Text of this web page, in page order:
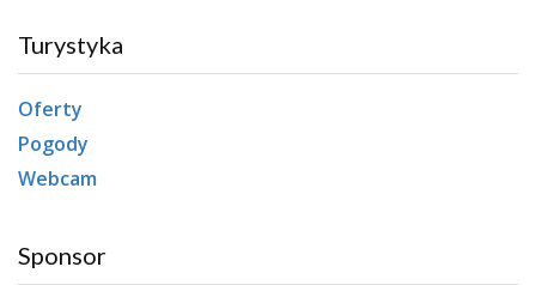
Turystyka
Oferty
Pogody
Webcam
Sponsor